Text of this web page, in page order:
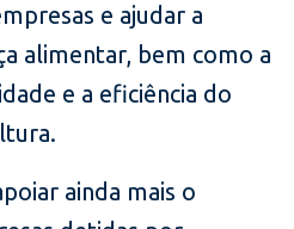
e ajudar a
alimentar, bem como a
e a eficiência do
ainda mais o